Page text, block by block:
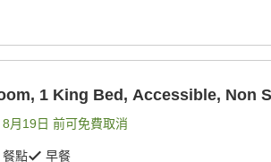
1 King Bed, Accessible, Non
8月19日 前可免費取消
餐點 早餐